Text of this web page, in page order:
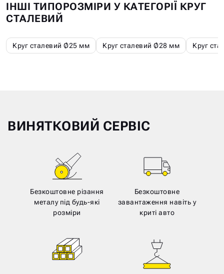
ІНШІ ТИПОРОЗМІРИ У КАТЕГОРІЇ КРУГ
СТАЛЕВИЙ
Круг сталевий Ø25 мм Круг сталевий Ø28 мм Круг
ВИНЯТКОВИЙ СЕРВІС
Безкоштовне різання
металу під будь-які
розміри
Безкоштовне
завантаження навіть у
криті авто